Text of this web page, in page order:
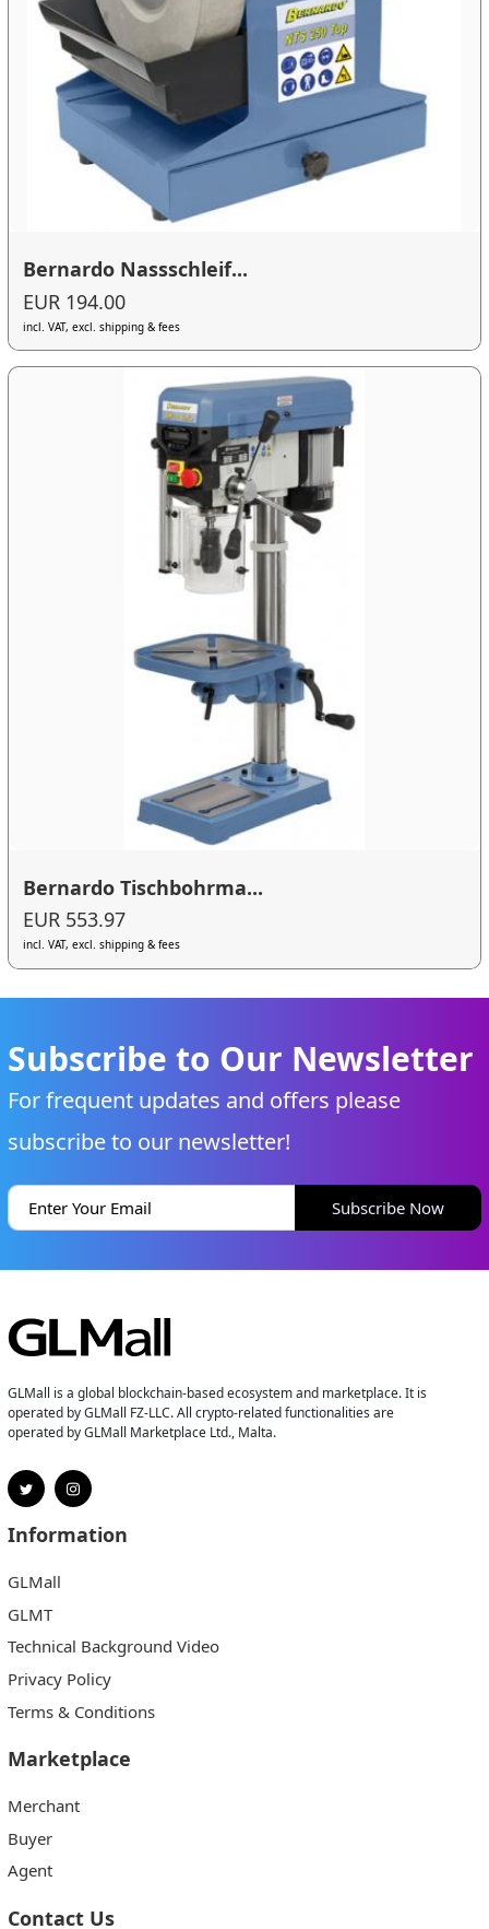
Bernardo Nassschleif...
EUR 194.00
incl. VAT, excl. shipping & fees
Bernardo Tischbohrma...
EUR 553.97
incl. VAT, excl. shipping & fees
Subscribe to Our Newsletter
For frequent updates and offers please
subscribe to our newsletter!
Subscribe Now
GLMall is a global blockchain-based ecosystem and marketplace. It is
operated by GLMall FZ-LLC. All crypto-related functionalities are
operated by GLMall Marketplace Ltd., Malta.
Information
GLMall
GLMT
Technical Background Video
Privacy Policy
Terms & Conditions
Marketplace
Merchant
Buyer
Agent
Contact Us